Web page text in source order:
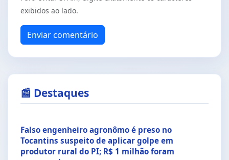
exibidos ao lado.
Enviar comentário
📰 Destaques
Falso engenheiro agronômo é preso no
Tocantins suspeito de aplicar golpe em
produtor rural do PI; R$ 1 milhão foram